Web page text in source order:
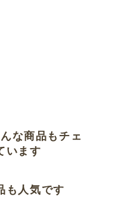
こ
な商品もチェ
います
も人気です